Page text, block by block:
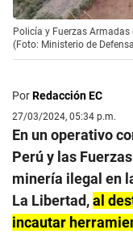
Policía y Fuerzas
(Foto: Ministerio de
PorRedacción EC
27/03/2024, 05:34 p.m.
En un operativo
Perú y las
minería ilegal en
La Libertad,al
incautar